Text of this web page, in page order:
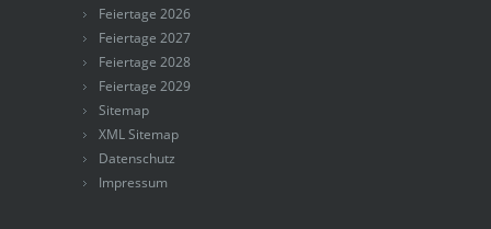
Feiertage 2026
Feiertage 2027
Feiertage 2028
Feiertage 2029
Sitemap
XML Sitemap
Datenschutz
Impressum